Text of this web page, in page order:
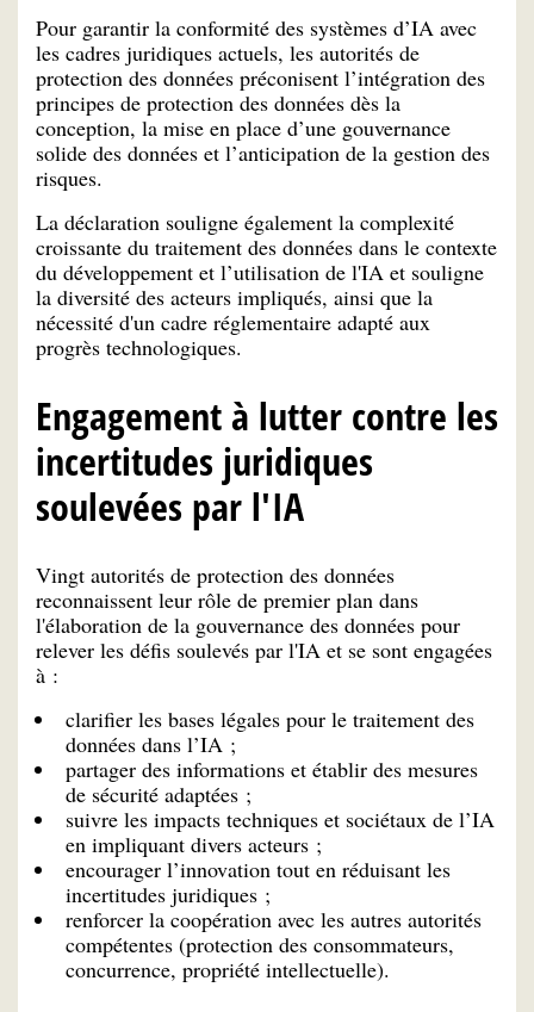
Pour garantir la conformité des systèmes d’IA avec
les cadres juridiques actuels, les autorités de
protection des données préconisent l’intégration des
principes de protection des données dès la
conception, la mise en place d’une gouvernance
solide des données et l’anticipation de la gestion des
risques.
La déclaration souligne également la complexité
croissante du traitement des données dans le contexte
du développement et l’utilisation de l'IA et souligne
la diversité des acteurs impliqués, ainsi que la
nécessité d'un cadre réglementaire adapté aux
progrès technologiques.
Engagement à lutter contre les
incertitudes juridiques
soulevées par l'IA
Vingt autorités de protection des données
reconnaissent leur rôle de premier plan dans
l'élaboration de la gouvernance des données pour
relever les défis soulevés par l'IA et se sont engagées
à :
clarifier les bases légales pour le traitement des
données dans l’IA ;
partager des informations et établir des mesures
de sécurité adaptées ;
suivre les impacts techniques et sociétaux de l’IA
en impliquant divers acteurs ;
encourager l’innovation tout en réduisant les
incertitudes juridiques ;
renforcer la coopération avec les autres autorités
compétentes (protection des consommateurs,
concurrence, propriété intellectuelle).